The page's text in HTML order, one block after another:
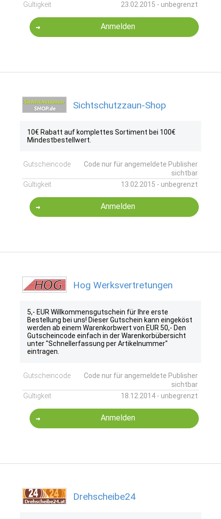
Gültigkeit
23.02.2015 - unbegrenzt
Anmelden
Sichtschutzzaun-Shop
10€ Rabatt auf komplettes Sortiment bei 100€
Mindestbestellwert.
Gutscheincode
Code nur für angemeldete Publisher
sichtbar
Gültigkeit
13.02.2015 - unbegrenzt
Anmelden
Hog Werksvertretungen
5,- EUR Willkommensgutschein für Ihre erste
Bestellung bei uns! Dieser Gutschein kann eingeköst
werden ab einem Warenkorbwert von EUR 50,- Den
Gutscheincode einfach in der Warenkorbübersicht
unter "Schnellerfassung per Artikelnummer"
eintragen.
Gutscheincode
Code nur für angemeldete Publisher
sichtbar
Gültigkeit
18.12.2014 - unbegrenzt
Anmelden
Drehscheibe24